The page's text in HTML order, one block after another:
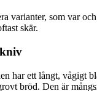
varianter, som var
skär.
har ett långt, vågigt
bröd. Den är